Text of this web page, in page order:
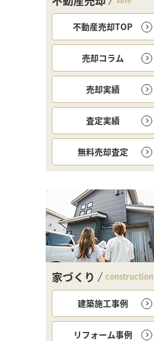
不動産売却TOP
売却コラム
売却実績
査定実績
無料売却査定
家づくり construction
建築施工事例
リフォーム事例